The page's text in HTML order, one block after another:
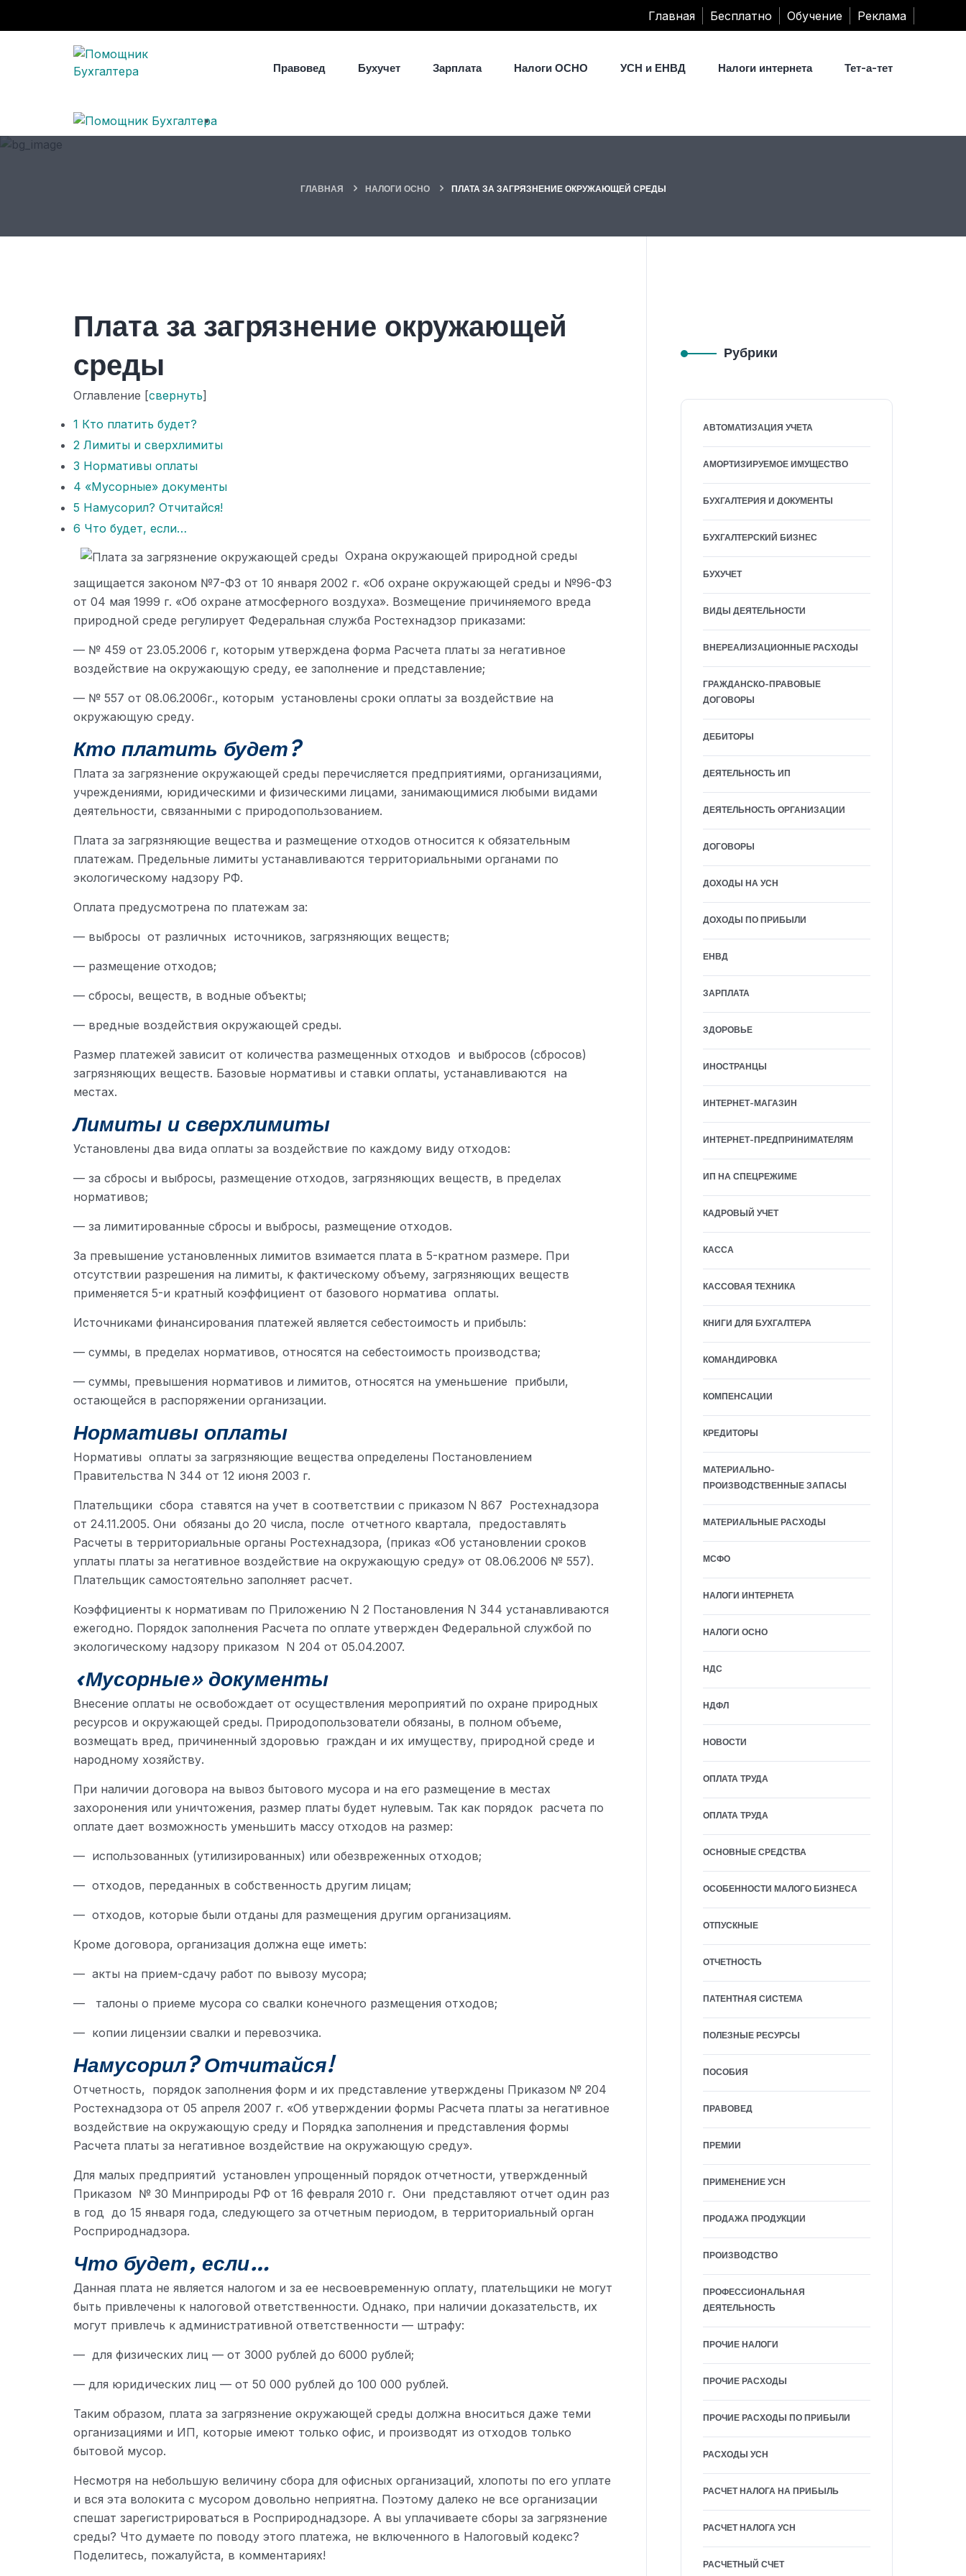
Главная Бесплатно Обучение Реклама
Правовед Бухучет Зарплата Налоги ОСНО УСН и ЕНВД Налоги интернета Тет-а-тет
ГЛАВНАЯ НАЛОГИ ОСНО ПЛАТА ЗА ЗАГРЯЗНЕНИЕ ОКРУЖАЮЩЕЙ СРЕДЫ
Плата за загрязнение окружающей
среды
Оглавление [свернуть]
1 Кто платить будет?
2 Лимиты и сверхлимиты
3 Нормативы оплаты
4 «Мусорные» документы
5 Намусорил? Отчитайся!
6 Что будет, если…
Охрана окружающей природной среды
защищается законом №7-ФЗ от 10 января 2002 г. «Об охране окружающей среды и №96-ФЗ
от 04 мая 1999 г. «Об охране атмосферного воздуха». Возмещение причиняемого вреда
природной среде регулирует Федеральная служба Ростехнадзор приказами:
— № 459 от 23.05.2006 г, которым утверждена форма Расчета платы за негативное
воздействие на окружающую среду, ее заполнение и представление;
— № 557 от 08.06.2006г., которым установлены сроки оплаты за воздействие на
окружающую среду.
Кто платить будет?
Плата за загрязнение окружающей среды перечисляется предприятиями, организациями,
учреждениями, юридическими и физическими лицами, занимающимися любыми видами
деятельности, связанными с природопользованием.
Плата за загрязняющие вещества и размещение отходов относится к обязательным
платежам. Предельные лимиты устанавливаются территориальными органами по
экологическому надзору РФ.
Оплата предусмотрена по платежам за:
— выбросы от различных источников, загрязняющих веществ;
— размещение отходов;
— сбросы, веществ, в водные объекты;
— вредные воздействия окружающей среды.
Размер платежей зависит от количества размещенных отходов и выбросов (сбросов)
загрязняющих веществ. Базовые нормативы и ставки оплаты, устанавливаются на
местах.
Лимиты и сверхлимиты
Установлены два вида оплаты за воздействие по каждому виду отходов:
— за сбросы и выбросы, размещение отходов, загрязняющих веществ, в пределах
нормативов;
— за лимитированные сбросы и выбросы, размещение отходов.
За превышение установленных лимитов взимается плата в 5-кратном размере. При
отсутствии разрешения на лимиты, к фактическому объему, загрязняющих веществ
применяется 5-и кратный коэффициент от базового норматива оплаты.
Источниками финансирования платежей является себестоимость и прибыль:
— суммы, в пределах нормативов, относятся на себестоимость производства;
— суммы, превышения нормативов и лимитов, относятся на уменьшение прибыли,
остающейся в распоряжении организации.
Нормативы оплаты
Нормативы оплаты за загрязняющие вещества определены Постановлением
Правительства N 344 от 12 июня 2003 г.
Плательщики сбора ставятся на учет в соответствии с приказом N 867 Ростехнадзора
от 24.11.2005. Они обязаны до 20 числа, после отчетного квартала, предоставлять
Расчеты в территориальные органы Ростехнадзора, (приказ «Об установлении сроков
уплаты платы за негативное воздействие на окружающую среду» от 08.06.2006 № 557).
Плательщик самостоятельно заполняет расчет.
Коэффициенты к нормативам по Приложению N 2 Постановления N 344 устанавливаются
ежегодно. Порядок заполнения Расчета по оплате утвержден Федеральной службой по
экологическому надзору приказом N 204 от 05.04.2007.
«Мусорные» документы
Внесение оплаты не освобождает от осуществления мероприятий по охране природных
ресурсов и окружающей среды. Природопользователи обязаны, в полном объеме,
возмещать вред, причиненный здоровью граждан и их имуществу, природной среде и
народному хозяйству.
При наличии договора на вывоз бытового мусора и на его размещение в местах
захоронения или уничтожения, размер платы будет нулевым. Так как порядок расчета по
оплате дает возможность уменьшить массу отходов на размер:
— использованных (утилизированных) или обезвреженных отходов;
— отходов, переданных в собственность другим лицам;
— отходов, которые были отданы для размещения другим организациям.
Кроме договора, организация должна еще иметь:
— акты на прием-сдачу работ по вывозу мусора;
— талоны о приеме мусора со свалки конечного размещения отходов;
— копии лицензии свалки и перевозчика.
Намусорил? Отчитайся!
Отчетность, порядок заполнения форм и их представление утверждены Приказом № 204
Ростехнадзора от 05 апреля 2007 г. «Об утверждении формы Расчета платы за негативное
воздействие на окружающую среду и Порядка заполнения и представления формы
Расчета платы за негативное воздействие на окружающую среду».
Для малых предприятий установлен упрощенный порядок отчетности, утвержденный
Приказом № 30 Минприроды РФ от 16 февраля 2010 г. Они представляют отчет один раз
в год до 15 января года, следующего за отчетным периодом, в территориальный орган
Росприроднадзора.
Что будет, если…
Данная плата не является налогом и за ее несвоевременную оплату, плательщики не могут
быть привлечены к налоговой ответственности. Однако, при наличии доказательств, их
могут привлечь к административной ответственности — штрафу:
— для физических лиц — от 3000 рублей до 6000 рублей;
— для юридических лиц — от 50 000 рублей до 100 000 рублей.
Таким образом, плата за загрязнение окружающей среды должна вноситься даже теми
организациями и ИП, которые имеют только офис, и производят из отходов только
бытовой мусор.
Несмотря на небольшую величину сбора для офисных организаций, хлопоты по его уплате
и вся эта волокита с мусором довольно неприятна. Поэтому далеко не все организации
спешат зарегистрироваться в Росприроднадзоре. А вы уплачиваете сборы за загрязнение
среды? Что думаете по поводу этого платежа, не включенного в Налоговый кодекс?
Поделитесь, пожалуйста, в комментариях!
Рубрики
АВТОМАТИЗАЦИЯ УЧЕТА
АМОРТИЗИРУЕМОЕ ИМУЩЕСТВО
БУХГАЛТЕРИЯ И ДОКУМЕНТЫ
БУХГАЛТЕРСКИЙ БИЗНЕС
БУХУЧЕТ
ВИДЫ ДЕЯТЕЛЬНОСТИ
ВНЕРЕАЛИЗАЦИОННЫЕ РАСХОДЫ
ГРАЖДАНСКО-ПРАВОВЫЕ
ДОГОВОРЫ
ДЕБИТОРЫ
ДЕЯТЕЛЬНОСТЬ ИП
ДЕЯТЕЛЬНОСТЬ ОРГАНИЗАЦИИ
ДОГОВОРЫ
ДОХОДЫ НА УСН
ДОХОДЫ ПО ПРИБЫЛИ
ЕНВД
ЗАРПЛАТА
ЗДОРОВЬЕ
ИНОСТРАНЦЫ
ИНТЕРНЕТ-МАГАЗИН
ИНТЕРНЕТ-ПРЕДПРИНИМАТЕЛЯМ
ИП НА СПЕЦРЕЖИМЕ
КАДРОВЫЙ УЧЕТ
КАССА
КАССОВАЯ ТЕХНИКА
КНИГИ ДЛЯ БУХГАЛТЕРА
КОМАНДИРОВКА
КОМПЕНСАЦИИ
КРЕДИТОРЫ
МАТЕРИАЛЬНО-
ПРОИЗВОДСТВЕННЫЕ ЗАПАСЫ
МАТЕРИАЛЬНЫЕ РАСХОДЫ
МСФО
НАЛОГИ ИНТЕРНЕТА
НАЛОГИ ОСНО
НДС
НДФЛ
НОВОСТИ
ОПЛАТА ТРУДА
ОПЛАТА ТРУДА
ОСНОВНЫЕ СРЕДСТВА
ОСОБЕННОСТИ МАЛОГО БИЗНЕСА
ОТПУСКНЫЕ
ОТЧЕТНОСТЬ
ПАТЕНТНАЯ СИСТЕМА
ПОЛЕЗНЫЕ РЕСУРСЫ
ПОСОБИЯ
ПРАВОВЕД
ПРЕМИИ
ПРИМЕНЕНИЕ УСН
ПРОДАЖА ПРОДУКЦИИ
ПРОИЗВОДСТВО
ПРОФЕССИОНАЛЬНАЯ
ДЕЯТЕЛЬНОСТЬ
ПРОЧИЕ НАЛОГИ
ПРОЧИЕ РАСХОДЫ
ПРОЧИЕ РАСХОДЫ ПО ПРИБЫЛИ
РАСХОДЫ УСН
РАСЧЕТ НАЛОГА НА ПРИБЫЛЬ
РАСЧЕТ НАЛОГА УСН
РАСЧЕТНЫЙ СЧЕТ